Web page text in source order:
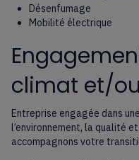
Désenfumage
Mobilité électrique
climat et/
Entreprise engagée dans
l’environnement, la qualité
accompagnons votre